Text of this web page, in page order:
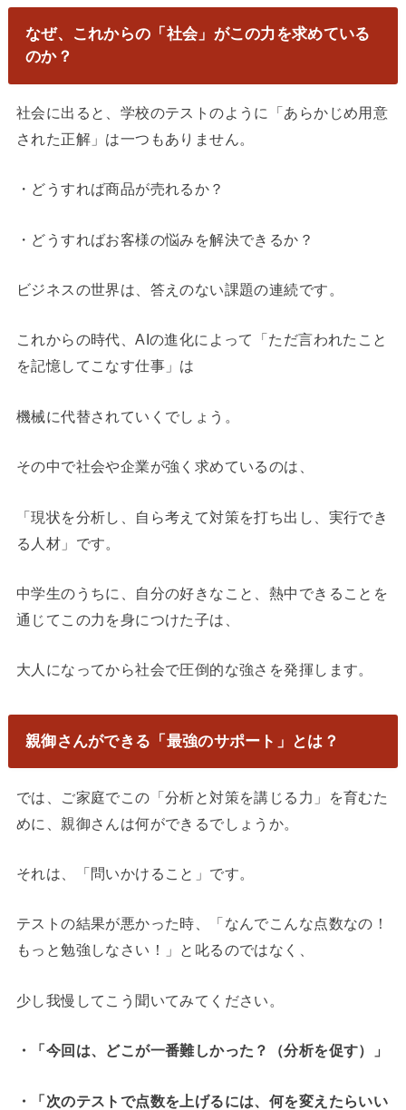
なぜ、これからの「社会」がこの力を求めている
のか？
社会に出ると、学校のテストのように「あらかじめ用意
された正解」は一つもありません。
・どうすれば商品が売れるか？
・どうすればお客様の悩みを解決できるか？
ビジネスの世界は、答えのない課題の連続です。
これからの時代、AIの進化によって「ただ言われたこと
を記憶してこなす仕事」は
機械に代替されていくでしょう。
その中で社会や企業が強く求めているのは、
「現状を分析し、自ら考えて対策を打ち出し、実行でき
る人材」です。
中学生のうちに、自分の好きなこと、熱中できることを
通じてこの力を身につけた子は、
大人になってから社会で圧倒的な強さを発揮します。
親御さんができる「最強のサポート」とは？
では、ご家庭でこの「分析と対策を講じる力」を育むた
めに、親御さんは何ができるでしょうか。
それは、「問いかけること」です。
テストの結果が悪かった時、「なんでこんな点数なの！
もっと勉強しなさい！」と叱るのではなく、
少し我慢してこう聞いてみてください。
・「今回は、どこが一番難しかった？（分析を促す）」
・「次のテストで点数を上げるには、何を変えたらいい